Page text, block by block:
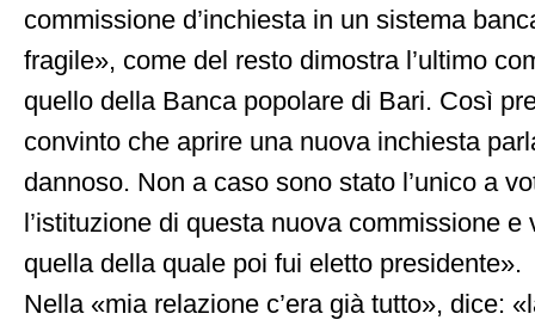
commissione d’inchiesta in un sistema
fragile», come del resto dimostra l’ultimo
quello della Banca popolare di Bari. Così
convinto che aprire una nuova inchiesta
dannoso. Non a caso sono stato l’unico a
l’istituzione di questa nuova commissione
quella della quale poi fui eletto presidente».
Nella «mia relazione c’era già tutto», dice: